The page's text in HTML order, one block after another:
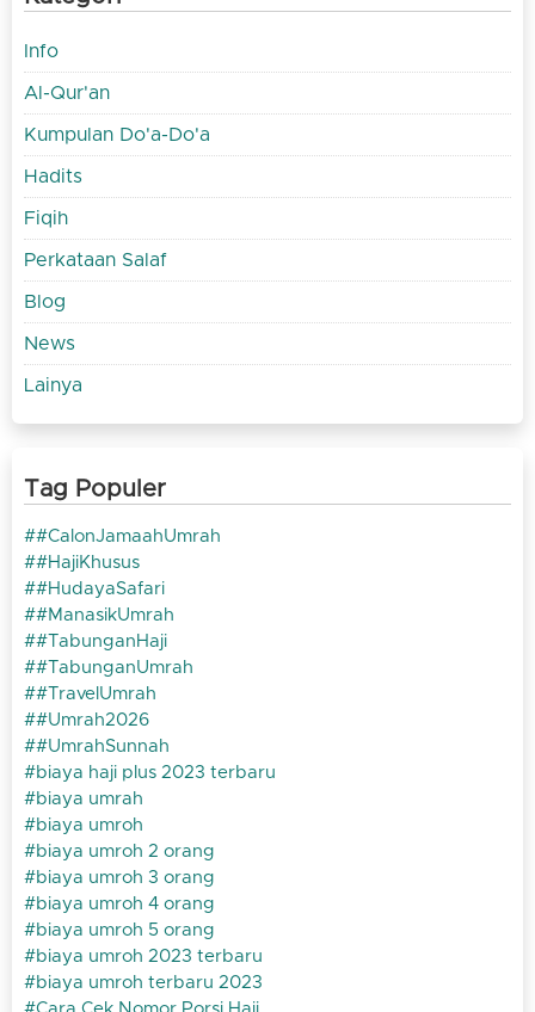
Info
Al-Qur'an
Kumpulan Do'a-Do'a
Hadits
Fiqih
Perkataan Salaf
Blog
News
Lainya
Tag Populer
#CalonJamaahUmrah
#HajiKhusus
#HudayaSafari
#ManasikUmrah
#TabunganHaji
#TabunganUmrah
#TravelUmrah
#Umrah2026
#UmrahSunnah
biaya haji plus 2023 terbaru
biaya umrah
biaya umroh
biaya umroh 2 orang
biaya umroh 3 orang
biaya umroh 4 orang
biaya umroh 5 orang
biaya umroh 2023 terbaru
biaya umroh terbaru 2023